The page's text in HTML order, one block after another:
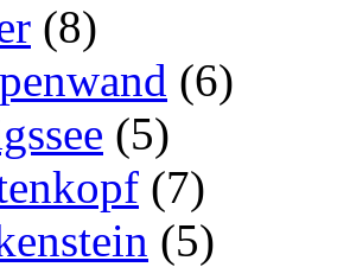
(8)
(6)
(5)
(7)
(5)